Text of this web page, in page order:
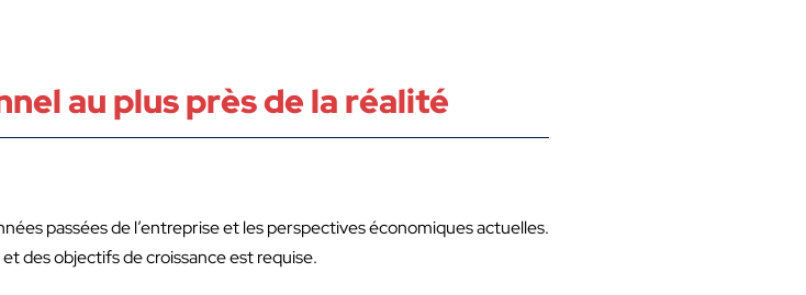
au plus près de la réalité
passées de l’entreprise et les perspectives économiques actuelles.
des objectifs de croissance est requise.